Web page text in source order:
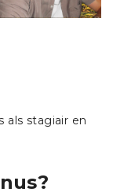
als stagiair en